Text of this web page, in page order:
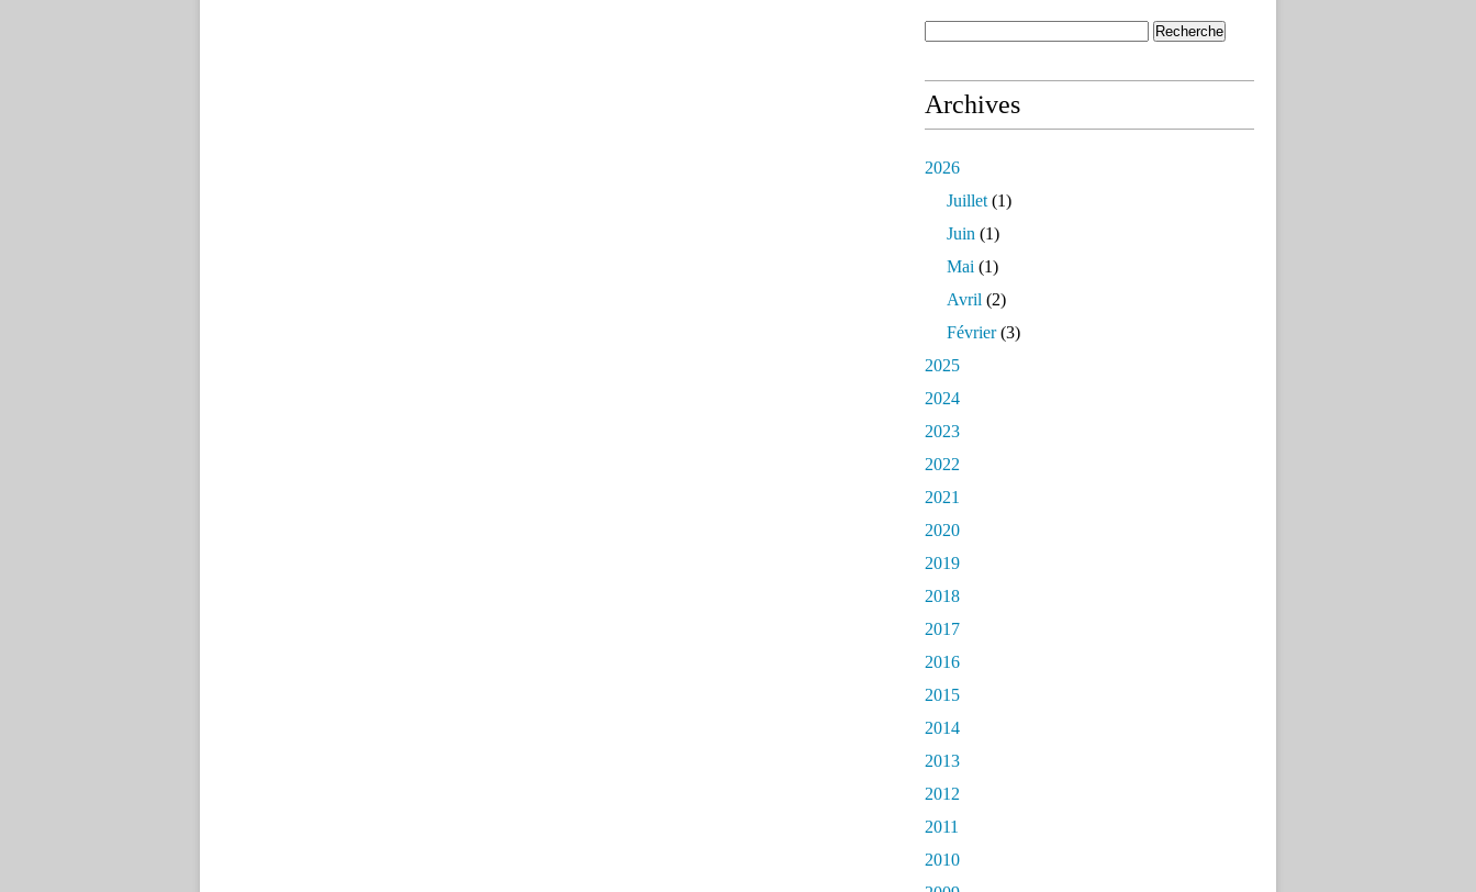
Archives
2026
Juillet (1)
Juin (1)
Mai (1)
Avril (2)
Février(3)
2025
2024
2023
2022
2021
2020
2019
2018
2017
2016
2015
2014
2013
2012
2011
2010